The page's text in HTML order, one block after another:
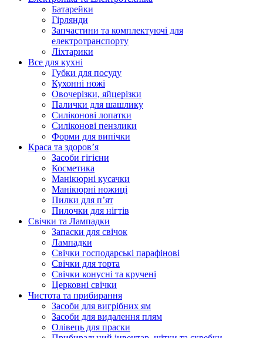
Батарейки
Гірлянди
Запчастини та комплектуючі для
електротранспорту
Ліхтарики
Все для кухні
Губки для посуду
Кухонні ножі
Овочерізки, яйцерізки
Палички для шашлику
Силіконові лопатки
Силіконові пензлики
Форми для випічки
Краса та здоров’я
Засоби гігієни
Косметика
Манікюрні кусачки
Манікюрні ножиці
Пилки для п’ят
Пилочки для нігтів
Свічки та Лампадки
Запаски для свічок
Лампадки
Свічки господарські парафінові
Свічки для торта
Свічки конусні та кручені
Церковні свічки
Чистота та прибирання
Засоби для вигрібних ям
Засоби для видалення плям
Олівець для праски